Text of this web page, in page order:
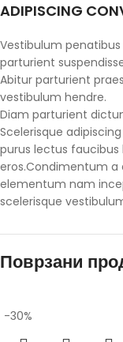
ADIPISCING
Vestibulum
parturient
Abitur parturient
vestibulum hendre.
Diam parturient
Scelerisque
purus lectus faucibus
eros.Condimentum
elementum nam
scelerisque
Поврзани
-30%